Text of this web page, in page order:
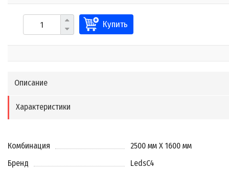
Купить
Описание
Характеристики
Комбинация
2500 мм X 1600 мм
Бренд
LedsC4